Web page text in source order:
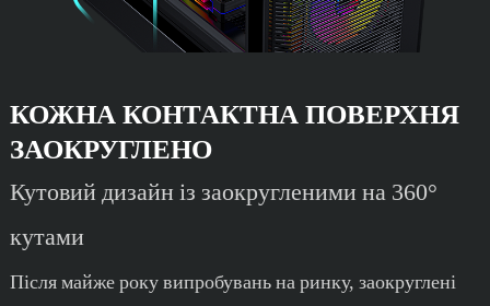
КОЖНА КОНТАКТНА ПОВЕРХНЯ
ЗАОКРУГЛЕНО
Кутовий дизайн із заокругленими на 360°
кутами
Після майже року випробувань на ринку, заокруглені